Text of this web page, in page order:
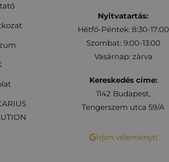
Nyitvatartás:
Hétfő-Péntek: 8:30-17:00
Szombat: 9:00-13:00
Vasárnap: zárva
Kereskedés címe:
1142 Budapest,
Tengerszem utca 59/A
Írjon véleményt!